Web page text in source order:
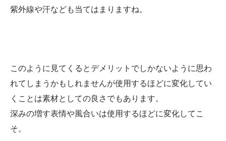
紫外線や汗なども当てはまりますね。
このように見てくるとデメリットでしかないように思わ
れてしまうかもしれませんが使用するほどに変化してい
くことは素材としての良さでもあります。
深みの増す表情や風合いは使用するほどに変化してこ
そ。